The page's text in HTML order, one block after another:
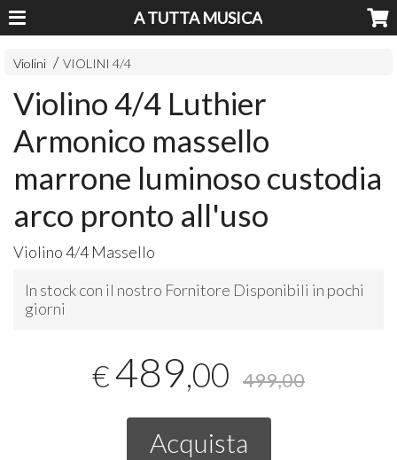
A TUTTA MUSICA
Violini VIOLINI 4/4
Violino 4/4 Luthier
Armonico massello
marrone luminoso custodia
arco pronto all'uso
Violino 4/4 Massello
In stock con il nostro Fornitore Disponibili in pochi
giorni
€489,00 499,00
Acquista